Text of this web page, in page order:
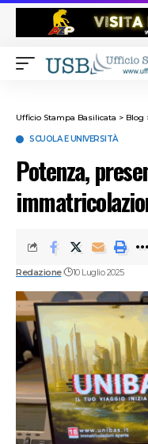
Ufficio Stampa Basilicata > Blog
SCUOLA E UNIVERSITÀ
Potenza,
Redazione 10 Luglio 2025